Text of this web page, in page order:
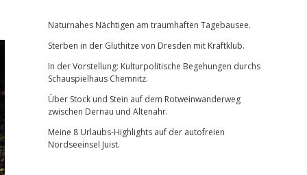
Naturnahes Nächtigen am traumhaften Tagebausee.
Sterben in der Gluthitze von Dresden mit Kraftklub.
In der Vorstellung: Kulturpolitische Begehungen durchs
Schauspielhaus Chemnitz.
Über Stock und Stein auf dem Rotweinwanderweg
zwischen Dernau und Altenahr.
Meine 8 Urlaubs-Highlights auf der autofreien
Nordseeinsel Juist.